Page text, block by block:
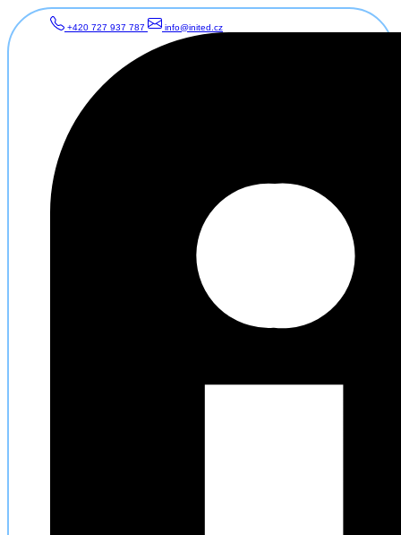
+420 727 937 787 info@inited.cz